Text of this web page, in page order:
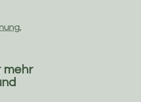
,
mehr